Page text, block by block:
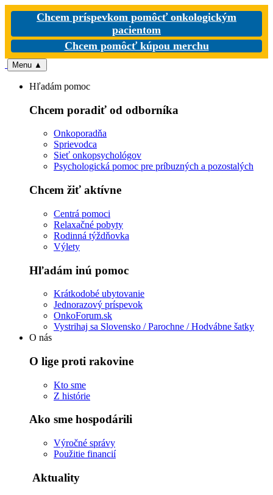
Chcem príspevkom pomôcť onkologickým
pacientom
Chcem pomôcť kúpou merchu
Menu ▲
Hľadám pomoc
Chcem poradiť od odborníka
Onkoporadňa
Sprievodca
Sieť onkopsychológov
Psychologická pomoc pre príbuzných a pozostalých
Chcem žiť aktívne
Centrá pomoci
Relaxačné pobyty
Rodinná týždňovka
Výlety
Hľadám inú pomoc
Krátkodobé ubytovanie
Jednorazový príspevok
OnkoForum.sk
Vystrihaj sa Slovensko / Parochne / Hodvábne šatky
O nás
O lige proti rakovine
Kto sme
Z histórie
Ako sme hospodárili
Výročné správy
Použitie financií
Aktuality